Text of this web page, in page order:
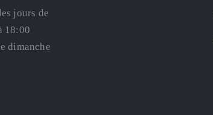
jours de
18:00
dimanche